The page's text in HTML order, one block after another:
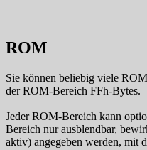
ROM
Sie können beliebig viele
der ROM-Bereich FFh-Bytes.
Jeder ROM-Bereich kann
Bereich nur ausblendbar,
aktiv) angegeben werden, mit